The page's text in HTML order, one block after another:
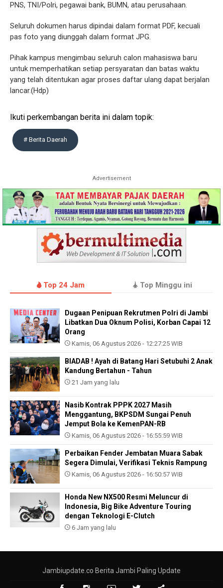
PNS, TNI/Polri, pegawai bank, BUMN, atau perusahaan.
Seluruh dokumen harus dipindai dalam format PDF, kecuali
pas foto yang diunggah dalam format JPG.
Pihak kampus mengimbau seluruh calon mahasiswa baru
untuk memperhatikan setiap persyaratan dan batas waktu
yang telah ditentukan agar proses daftar ulang dapat berjalan
lancar.(Hdp)
Ikuti perkembangan berita ini dalam topik:
# Berita Daerah
Advertisement
Top 24 Jam Top Minggu ini
Dugaan Penipuan Rekrutmen Polri di Jambi
Libatkan Dua Oknum Polisi, Korban Capai 12
Orang
Kamis, 06 Agustus 2026 - 12:27:25 WIB
BIADAB ! Ayah di Batang Hari Setubuhi 2 Anak
Kandung Bertahun - Tahun
21 Jam yang lalu
Nasib Kontrak PPPK 2027 Masih
Menggantung, BKPSDM Sungai Penuh
Jemput Bola ke KemenPAN-RB
Kamis, 06 Agustus 2026 - 16:55:59 WIB
Perbaikan Fender Jembatan Muara Sabak
Segera Dimulai, Verifikasi Teknis Rampung
Kamis, 06 Agustus 2026 - 16:50:57 WIB
Honda New NX500 Resmi Meluncur di
Indonesia, Big Bike Adventure Touring
dengan Teknologi E-Clutch
6 Jam yang lalu
Jambiupdate.co Berita Jambi Paling Update